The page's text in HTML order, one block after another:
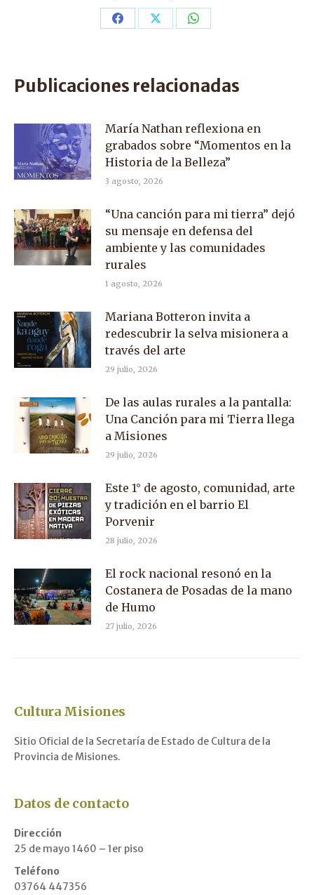
Share Share Share
Publicaciones relacionadas
María Nathan reflexiona en
grabados sobre “Momentos en la
Historia de la Belleza”
3 agosto, 2026
“Una canción para mi tierra” dejó
su mensaje en defensa del
ambiente y las comunidades
rurales
1 agosto, 2026
Mariana Botteron invita a
redescubrir la selva misionera a
través del arte
29 julio, 2026
De las aulas rurales a la pantalla:
Una Canción para mi Tierra llega
a Misiones
29 julio, 2026
Este 1° de agosto, comunidad, arte
y tradición en el barrio El
Porvenir
28 julio, 2026
El rock nacional resonó en la
Costanera de Posadas de la mano
de Humo
27 julio, 2026
Cultura Misiones
Sitio Oficial de la Secretaría de Estado de Cultura de la
Provincia de Misiones.
Datos de contacto
Dirección
25 de mayo 1460 – 1er piso
Teléfono
03764 447356